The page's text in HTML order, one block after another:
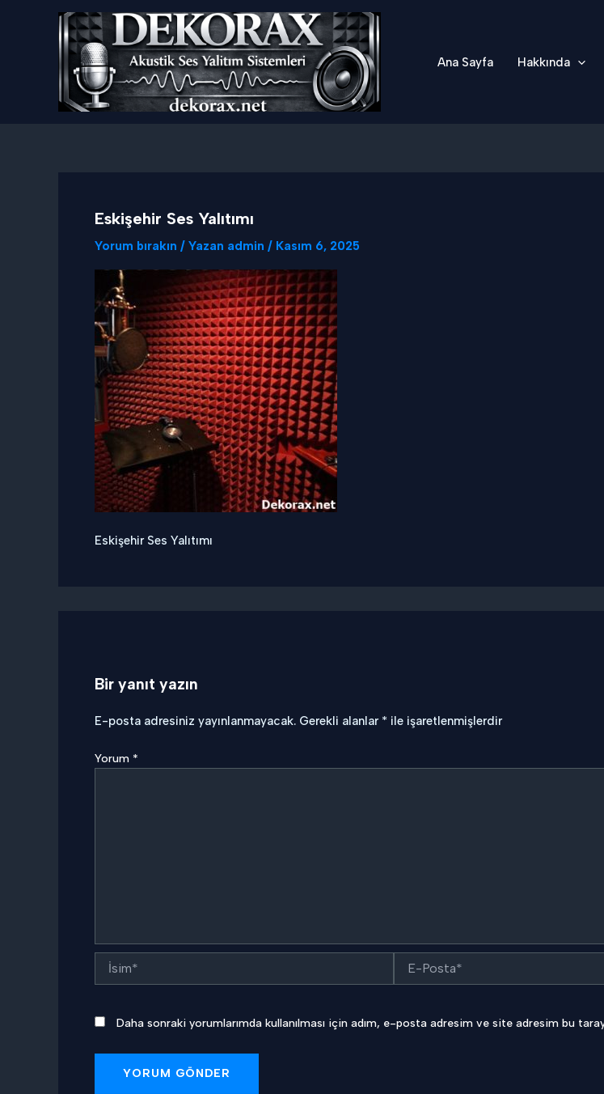
Ana Sayfa Hakkında
Eskişehir Ses Yalıtımı
Yorum bırakın / Yazan admin / Kasım 6, 2025
Eskişehir Ses Yalıtımı
Bir yanıt yazın
E-posta adresiniz yayınlanmayacak. Gerekli alanlar * ile işaretlenmişlerdir
Yorum *
İsim*
Posta*
Daha sonraki yorumlarımda kullanılması için adım, e-posta adresim ve site adresim bu